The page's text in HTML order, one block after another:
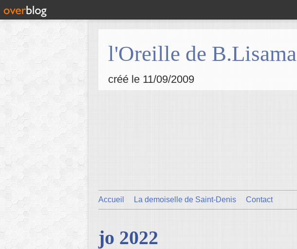
l'Oreille de B.Lisama
créé le 11/09/2009
Accueil La demoiselle de Saint-Denis Contact
jo 2022